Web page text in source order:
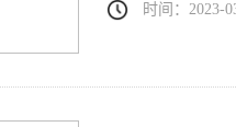
时间：2023-